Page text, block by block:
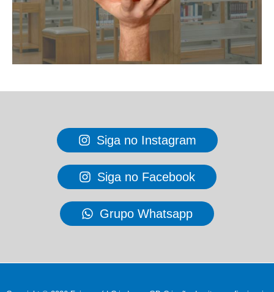
Siga no Instagram
Siga no Facebook
Grupo Whatsapp